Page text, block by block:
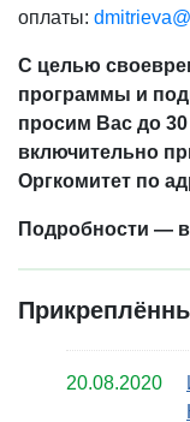
оплаты:
С целью
программы и
просим Вас до 30
включительно
Оргкомитет по
Подробности —
20.08.2020